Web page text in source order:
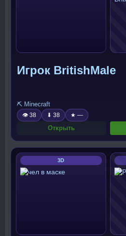
Игрок BritishMale
⛏️ Minecraft
👁 38 ⬇ 38 ★ —
Открыть
3D